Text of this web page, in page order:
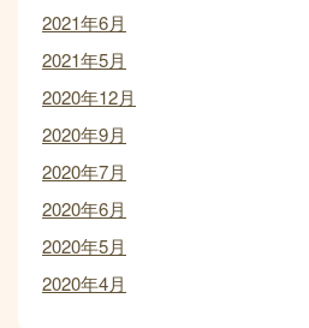
2021年6月
2021年5月
2020年12月
2020年9月
2020年7月
2020年6月
2020年5月
2020年4月